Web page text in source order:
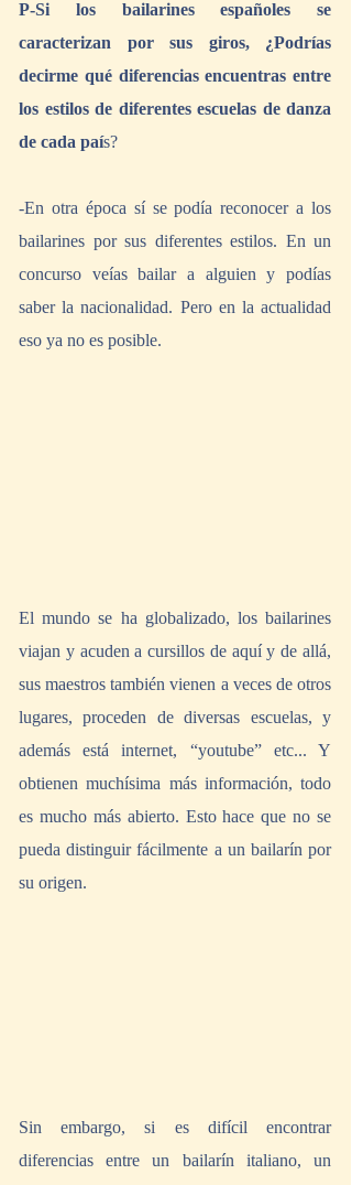
P-Si los bailarines españoles se
caracterizan por sus giros, ¿Podrías
decirme qué diferencias encuentras entre
los estilos de diferentes escuelas de danza
de cada país?
-En otra época sí se podía reconocer a los
bailarines por sus diferentes estilos. En un
concurso veías bailar a alguien y podías
saber la nacionalidad. Pero en la actualidad
eso ya no es posible.
El mundo se ha globalizado, los bailarines
viajan y acuden a cursillos de aquí y de allá,
sus maestros también vienen a veces de otros
lugares, proceden de diversas escuelas, y
además está internet, “youtube” etc... Y
obtienen muchísima más información, todo
es mucho más abierto. Esto hace que no se
pueda distinguir fácilmente a un bailarín por
su origen.
Sin embargo, si es difícil encontrar
diferencias entre un bailarín italiano, un